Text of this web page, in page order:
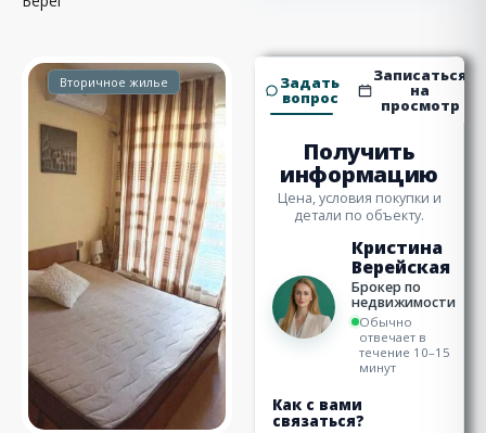
Вторичное жилье Задать
вопрос
Записаться
на
просмотр
Получить
информацию
Цена, условия покупки и
детали по объекту.
Кристина
Верейская
Брокер по
недвижимости
Обычно
отвечает в
течение 10–15
минут
Как с вами
связаться?